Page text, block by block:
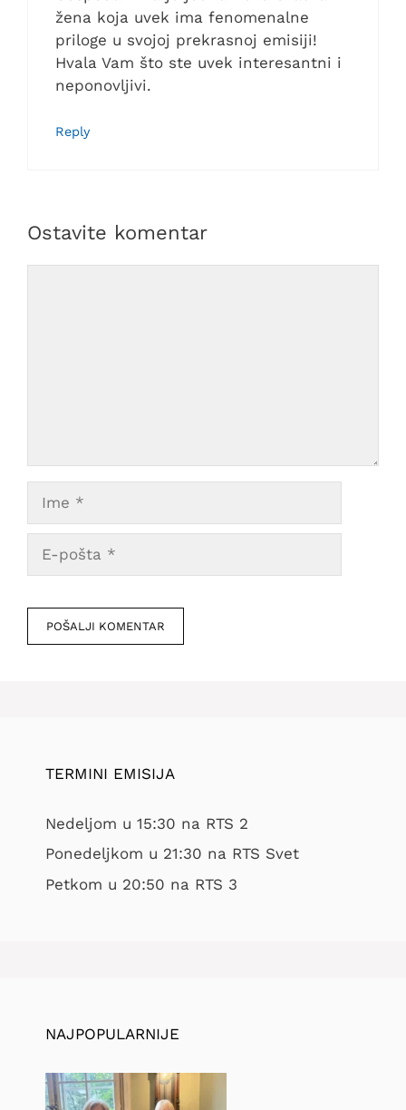
žena koja uvek ima fenomenalne
priloge u svojoj prekrasnoj emisiji!
Hvala Vam što ste uvek interesantni i
neponovljivi.
Reply
Ostavite komentar
pošta
mesto
TERMINI EMISIJA
Nedeljom u 15:30 na RTS 2
Ponedeljkom u 21:30 na RTS Svet
Petkom u 20:50 na RTS 3
NAJPOPULARNIJE